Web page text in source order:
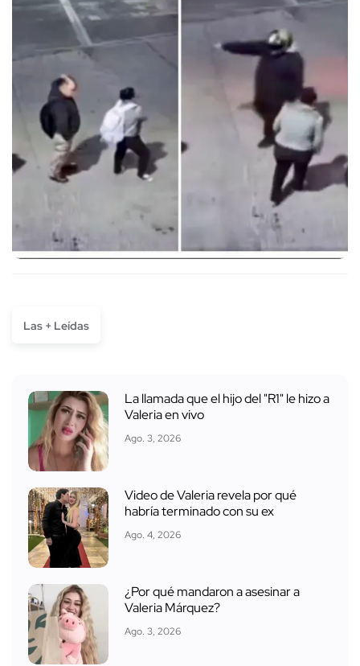
Las + Leídas
La llamada que el hijo del "R1" le hizo a
Valeria en vivo
Ago. 3, 2026
Video de Valeria revela por qué
habría terminado con su ex
Ago. 4, 2026
¿Por qué mandaron a asesinar a
Valeria Márquez?
Ago. 3, 2026